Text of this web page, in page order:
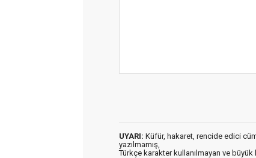
UYARI: Küfür, hakaret, rencide edici
yazılmamış,
Türkçe karakter kullanılmayan ve